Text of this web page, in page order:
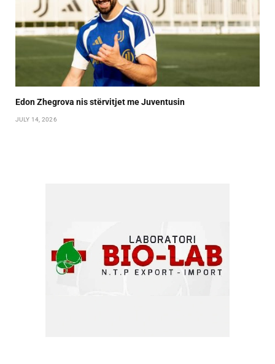
Edon Zhegrova nis stërvitjet me Juventusin
JULY 14, 2026